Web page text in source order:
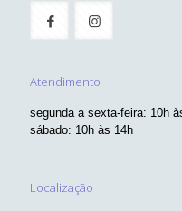
Atendimento
segunda a sexta-feira: 10h
sábado: 10h às 14h
Localização